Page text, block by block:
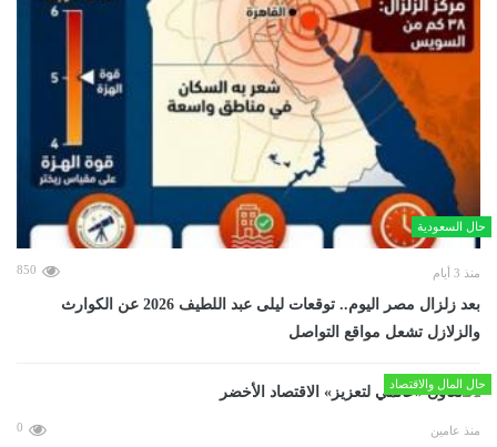
حال السعودية
منذ 3 أيام 850
بعد زلزال مصر اليوم.. توقعات ليلى عبد اللطيف 2026 عن الكوارث
والزلازل تشعل مواقع التواصل
حال المال والاقتصاد
منذ عامين 0